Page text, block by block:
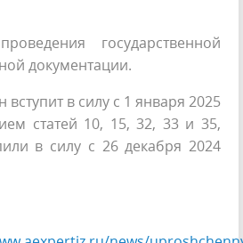
государственной
документации.
в силу с 1 января 2025
статей 10, 15, 32, 33 и 35,
в силу с 26 декабря 2024